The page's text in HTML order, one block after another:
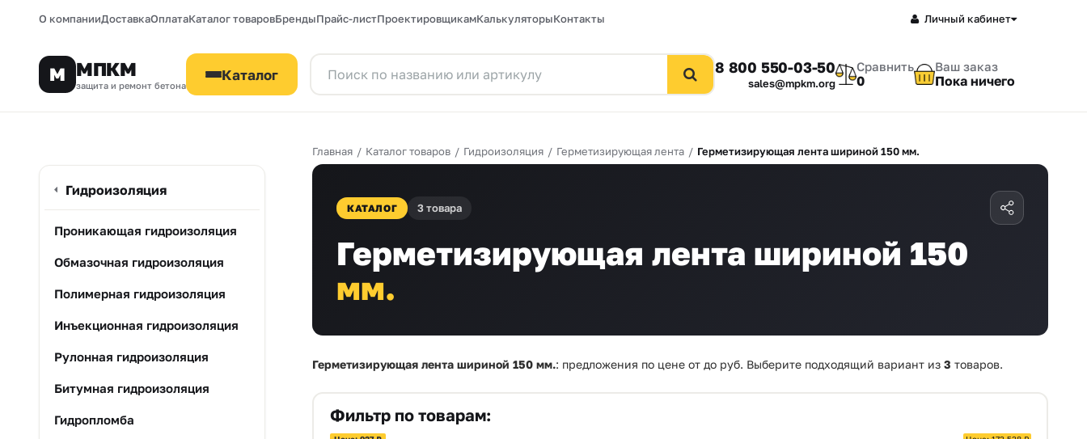
О компанииДоставкаОплатаКаталог товаровБрендыПрайс-листПроектировщикамКалькуляторыКонтакты Личный кабинет
М МПКМ
защита и ремонт бетона
Каталог 8 800 550-03-50
sales@mpkm.org
Сравнить
0
Ваш заказ
Пока ничего
Гидроизоляция
Проникающая гидроизоляция
Обмазочная гидроизоляция
Полимерная гидроизоляция
Инъекционная гидроизоляция
Рулонная гидроизоляция
Битумная гидроизоляция
Гидропломба
Главная / Каталог товаров / Гидроизоляция / Герметизирующая лента / Герметизирующая лента шириной 150 мм.
КАТАЛОГ 3 товара
Герметизирующая лента шириной 150
мм.
Герметизирующая лента шириной 150 мм.: предложения по цене от до руб. Выберите подходящий вариант из 3 товаров.
Фильтр по товарам: